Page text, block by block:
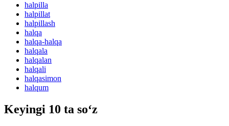
halpilla
halpillat
halpillash
halqa
halqa-halqa
halqala
halqalan
halqali
halqasimon
halqum
Keyingi 10 ta so‘z